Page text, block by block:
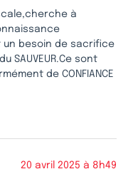
à
un besoin de sacrifice
SAUVEUR.Ce sont
de CONFIANCE
20 avril 2025 à 8h49